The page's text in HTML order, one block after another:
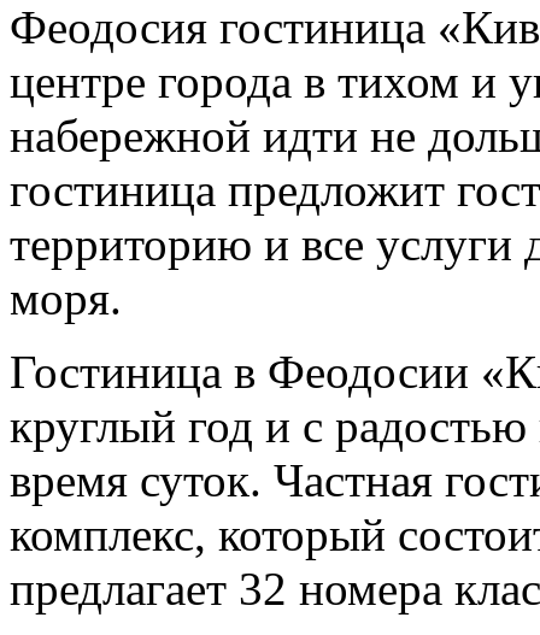
Феодосия гостиница
центре города в тихом и
набережной идти не
гостиница предложит
территорию и все услуги
моря.
Гостиница в Феодосии
круглый год и с
время суток. Частная
комплекс, который
предлагает 32 номера